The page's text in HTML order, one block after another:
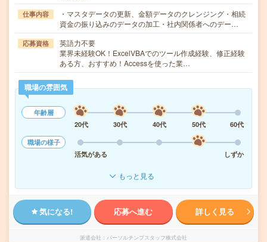
仕事内容
・マスタデータの更新、金額データのクレンジング・相続
資金の振り込みのデータの加工・社内関係者へのデー…
応募資格
英語力不要
業界未経験OK！ExcelVBAでのツール作成経験、修正経験
ある方、おすすめ！Accessを使った業…
職場の雰囲気
年齢層
20代
30代 40代 50代
60代
職場の様子
活気がある
しずか
もっと見る
気になる! 応募へ進む 詳しく見る
派遣会社 パーソルテンプスタッフ株式会社